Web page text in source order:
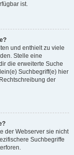
ist.
und enthielt zu viele
Stelle eine
die erweiterte Suche
Suchbegriff(e) hier
der
der Webserver sie nicht
Suchbegriffe